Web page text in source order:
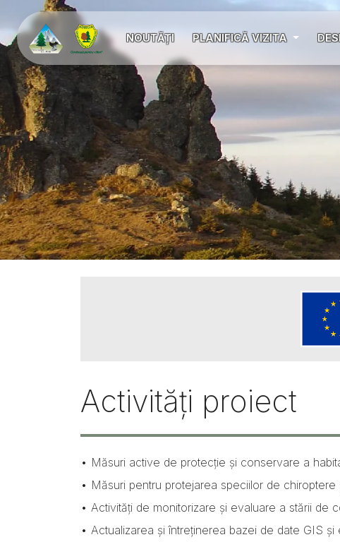
NOUTĂȚI PLANIFICĂ VIZITA
Activități proiect
• Măsuri active de protecție și conservare a
• Măsuri pentru protejarea speciilor de chiroptere
• Activități de monitorizare și evaluare a stării de
• Actualizarea și întreținerea bazei de date GIS